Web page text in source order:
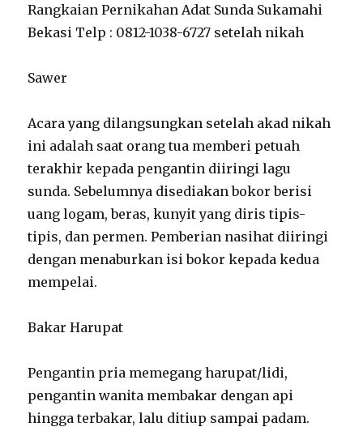
Rangkaian Pernikahan Adat Sunda Sukamahi
Bekasi Telp : 0812-1038-6727 setelah nikah
Sawer
Acara yang dilangsungkan setelah akad nikah
ini adalah saat orang tua memberi petuah
terakhir kepada pengantin diiringi lagu
sunda. Sebelumnya disediakan bokor berisi
uang logam, beras, kunyit yang diris tipis-
tipis, dan permen. Pemberian nasihat diiringi
dengan menaburkan isi bokor kepada kedua
mempelai.
Bakar Harupat
Pengantin pria memegang harupat/lidi,
pengantin wanita membakar dengan api
hingga terbakar, lalu ditiup sampai padam.